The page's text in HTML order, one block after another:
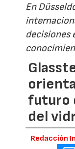
En
decisiones
futuro
del
Redacción